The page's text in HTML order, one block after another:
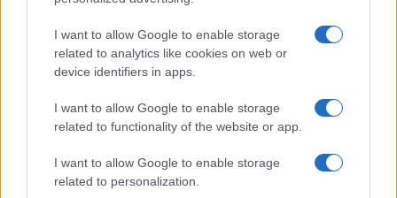
I want to allow Google to enable storage
related to analytics like cookies on web or
device identifiers in apps.
I want to allow Google to enable storage
related to functionality of the website or app.
I want to allow Google to enable storage
related to personalization.
Continuez la lecture
NEWS